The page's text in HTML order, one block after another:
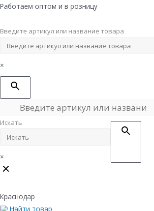
Перейти
содержимому
Работаем оптом и в розницу
Введите артикул или название товара
×
Искать
×
Краснодар
Найти товар